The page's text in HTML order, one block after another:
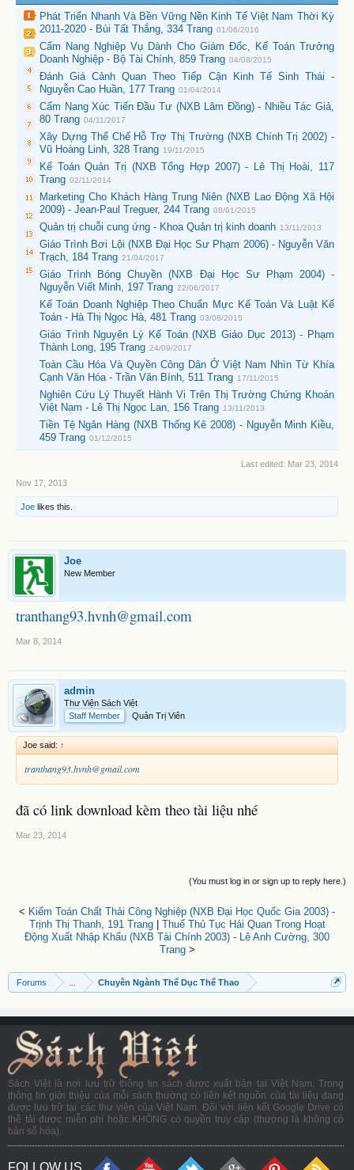
Phát Triển Nhanh Và Bền Vững Nền Kinh Tế Việt Nam Thời Kỳ
2011-2020 - Bùi Tất Thắng, 334 Trang 01/06/2016
Cẩm Nang Nghiệp Vụ Dành Cho Giám Đốc, Kế Toán Trưởng
Doanh Nghiệp - Bộ Tài Chính, 859 Trang 04/08/2015
Đánh Giá Cảnh Quan Theo Tiếp Cận Kinh Tế Sinh Thái -
Nguyễn Cao Huần, 177 Trang 01/04/2014
Cẩm Nang Xúc Tiến Đầu Tư (NXB Lâm Đồng) - Nhiều Tác Giả,
80 Trang 04/11/2017
Xây Dựng Thể Chế Hỗ Trợ Thị Trường (NXB Chính Trị 2002) -
Vũ Hoàng Linh, 328 Trang 19/11/2015
Kế Toán Quản Trị (NXB Tổng Hợp 2007) - Lê Thị Hoài, 117
Trang 02/11/2014
Marketing Cho Khách Hàng Trung Niên (NXB Lao Động Xã Hội
2009) - Jean-Paul Treguer, 244 Trang 08/01/2015
Quản trị chuỗi cung ứng - Khoa Quản trị kinh doanh 13/11/2013
Giáo Trình Bơi Lội (NXB Đại Học Sư Phạm 2006) - Nguyễn Văn
Trạch, 184 Trang 21/04/2017
Giáo Trình Bóng Chuyền (NXB Đại Học Sư Phạm 2004) -
Nguyễn Viết Minh, 197 Trang 22/06/2017
Kế Toán Doanh Nghiệp Theo Chuẩn Mực Kế Toán Và Luật Kế
Toán - Hà Thị Ngọc Hà, 481 Trang 03/08/2015
Giáo Trình Nguyên Lý Kế Toán (NXB Giáo Dục 2013) - Phạm
Thành Long, 195 Trang 24/09/2017
Toàn Cầu Hóa Và Quyền Công Dân Ở Việt Nam Nhìn Từ Khía
Cạnh Văn Hóa - Trần Văn Bính, 511 Trang 17/11/2015
Nghiên Cứu Lý Thuyết Hành Vi Trên Thị Trường Chứng Khoán
Việt Nam - Lê Thị Ngọc Lan, 156 Trang 13/11/2013
Tiền Tệ Ngân Hàng (NXB Thống Kê 2008) - Nguyễn Minh Kiều,
459 Trang 01/12/2015
Last edited: Mar 23, 2014
Nov 17, 2013
Joe likes this.
Joe
New Member
tranthang93.hvnh@gmail.com
Mar 8, 2014
admin
Thư Viện Sách Việt
Staff Member
Quản Trị Viên
Joe said: ↑
tranthang93.hvnh@gmail.com
đã có link download kèm theo tài liệu nhé
Mar 23, 2014
(You must log in or sign up to reply here.)
< Kiểm Toán Chất Thải Công Nghiệp (NXB Đại Học Quốc Gia 2003) -
Trịnh Thị Thanh, 191 Trang| Thuế Thủ Tục Hải Quan Trong Hoạt
Động Xuất Nhập Khẩu (NXB Tài Chính 2003) - Lê Anh Cường, 300
Trang>
Forums Chuyên Ngành Thể Dục Thể Thao
Sách Việt là nơi lưu trữ thông tin sách được xuất bản tại Việt Nam. Trong
thông tin giới thiệu của mỗi sách thường có liên kết nguồn của tài liệu đang
được lưu trữ tại các thư viện của Việt Nam. Đối với liên kết Google Drive có
thể tải được miễn phí hoặc KHÔNG có quyền truy cập (thường là không có
bản số hóa).
FOLLOW US